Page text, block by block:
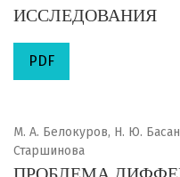
ИССЛЕДОВАНИЯ
PDF
М. А. Белокуров, Н. Ю.
Старшинова